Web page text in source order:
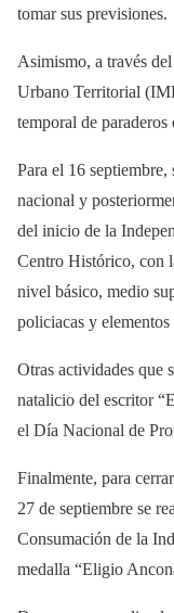
tomar sus previsiones.
Asimismo, a través
Urbano Territorial
temporal de
Para el 16 septiembre,
nacional y
del inicio de la
Centro Histórico, con
nivel básico, medio
policiacas y
Otras actividades que
natalicio del escritor
el Día Nacional de
Finalmente, para
27 de septiembre se
Consumación de la
medalla “Eligio